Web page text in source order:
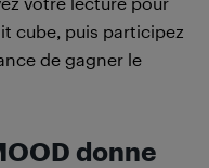
cube, puis participez
de gagner le
donne